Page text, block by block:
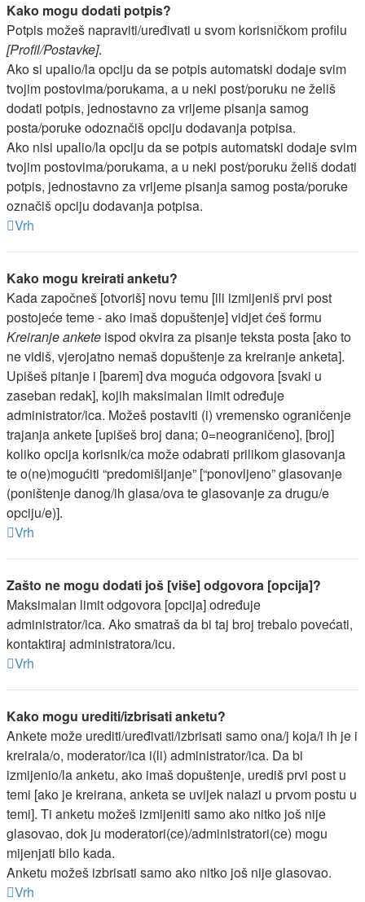
Kako mogu dodati potpis?
Potpis možeš napraviti/uređivati u svom korisničkom profilu
[Profil/Postavke].
Ako si upalio/la opciju da se potpis automatski dodaje svim
tvojim postovima/porukama, a u neki post/poruku ne želiš
dodati potpis, jednostavno za vrijeme pisanja samog
posta/poruke odoznačiš opciju dodavanja potpisa.
Ako nisi upalio/la opciju da se potpis automatski dodaje svim
tvojim postovima/porukama, a u neki post/poruku želiš dodati
potpis, jednostavno za vrijeme pisanja samog posta/poruke
označiš opciju dodavanja potpisa.
Vrh
Kako mogu kreirati anketu?
Kada započneš [otvoriš] novu temu [ili izmijeniš prvi post
postojeće teme - ako imaš dopuštenje] vidjet ćeš formu
Kreiranje ankete ispod okvira za pisanje teksta posta [ako to
ne vidiš, vjerojatno nemaš dopuštenje za kreiranje anketa].
Upišeš pitanje i [barem] dva moguća odgovora [svaki u
zaseban redak], kojih maksimalan limit određuje
administrator/ica. Možeš postaviti (i) vremensko ograničenje
trajanja ankete [upišeš broj dana; 0=neograničeno], [broj]
koliko opcija korisnik/ca može odabrati prilikom glasovanja
te o(ne)mogućiti “predomišljanje” [“ponovljeno” glasovanje
(poništenje danog/ih glasa/ova te glasovanje za drugu/e
opciju/e)].
Vrh
Zašto ne mogu dodati još [više] odgovora [opcija]?
Maksimalan limit odgovora [opcija] određuje
administrator/ica. Ako smatraš da bi taj broj trebalo povećati,
kontaktiraj administratora/icu.
Vrh
Kako mogu urediti/izbrisati anketu?
Ankete može urediti/uređivati/izbrisati samo ona/j koja/i ih je i
kreirala/o, moderator/ica i(li) administrator/ica. Da bi
izmijenio/la anketu, ako imaš dopuštenje, urediš prvi post u
temi [ako je kreirana, anketa se uvijek nalazi u prvom postu u
temi]. Ti anketu možeš izmijeniti samo ako nitko još nije
glasovao, dok ju moderatori(ce)/administratori(ce) mogu
mijenjati bilo kada.
Anketu možeš izbrisati samo ako nitko još nije glasovao.
Vrh